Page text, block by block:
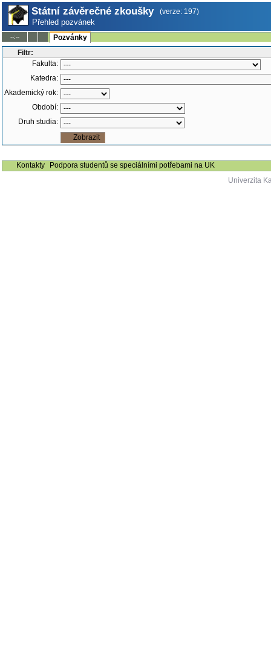
Státní závěrečné zkoušky (verze: 197)
Přehled pozvánek
--:--
Pozvánky
Filtr:
Fakulta:
Katedra:
Akademický rok:
Období:
Druh studia:
Kontakty
Podpora studentů se speciálními potřebami na UK
Univerzita